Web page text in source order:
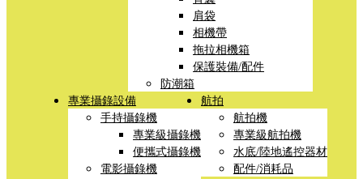
肩袋
相機帶
拖拉相機箱
保護裝備/配件
防潮箱
專業攝錄設備
手持攝錄機
專業級攝錄機
便攜式攝錄機
電影攝錄機
航拍
航拍機
專業級航拍機
水底/陸地遙控器材
配件/消耗品